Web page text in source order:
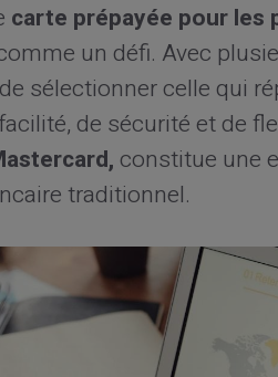
carte prépayée pour les
un défi. Avec
sélectionner celle qui
de sécurité et de
constitue une
traditionnel.